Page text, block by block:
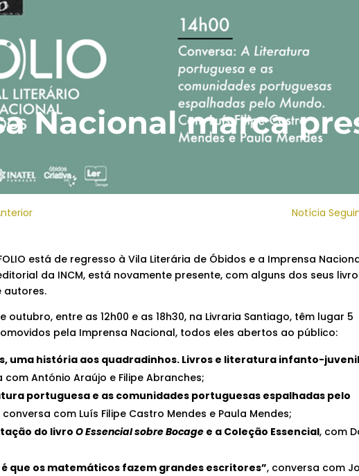
Nacional marca
Notícia
está de regresso à Vila Literária de Óbidos e a Imprensa
da INCM, está novamente presente, com alguns dos seus
autores.
outubro, entre as 12h00 e as 18h30, na Livraria Santiago, têm lugar 5
pela Imprensa Nacional, todos eles abertos ao público:
uma história aos quadradinhos. Livros e literatura infanto-juvenil
com António Araújo e Filipe Abranches;
portuguesa e as comunidades portuguesas espalhadas pelo
conversa com Luís Filipe Castro Mendes e Paula Mendes;
do livroO Essencial sobre Bocagee a Coleção Essencial, com
é que os matemáticos fazem grandes escritores”, conversa com